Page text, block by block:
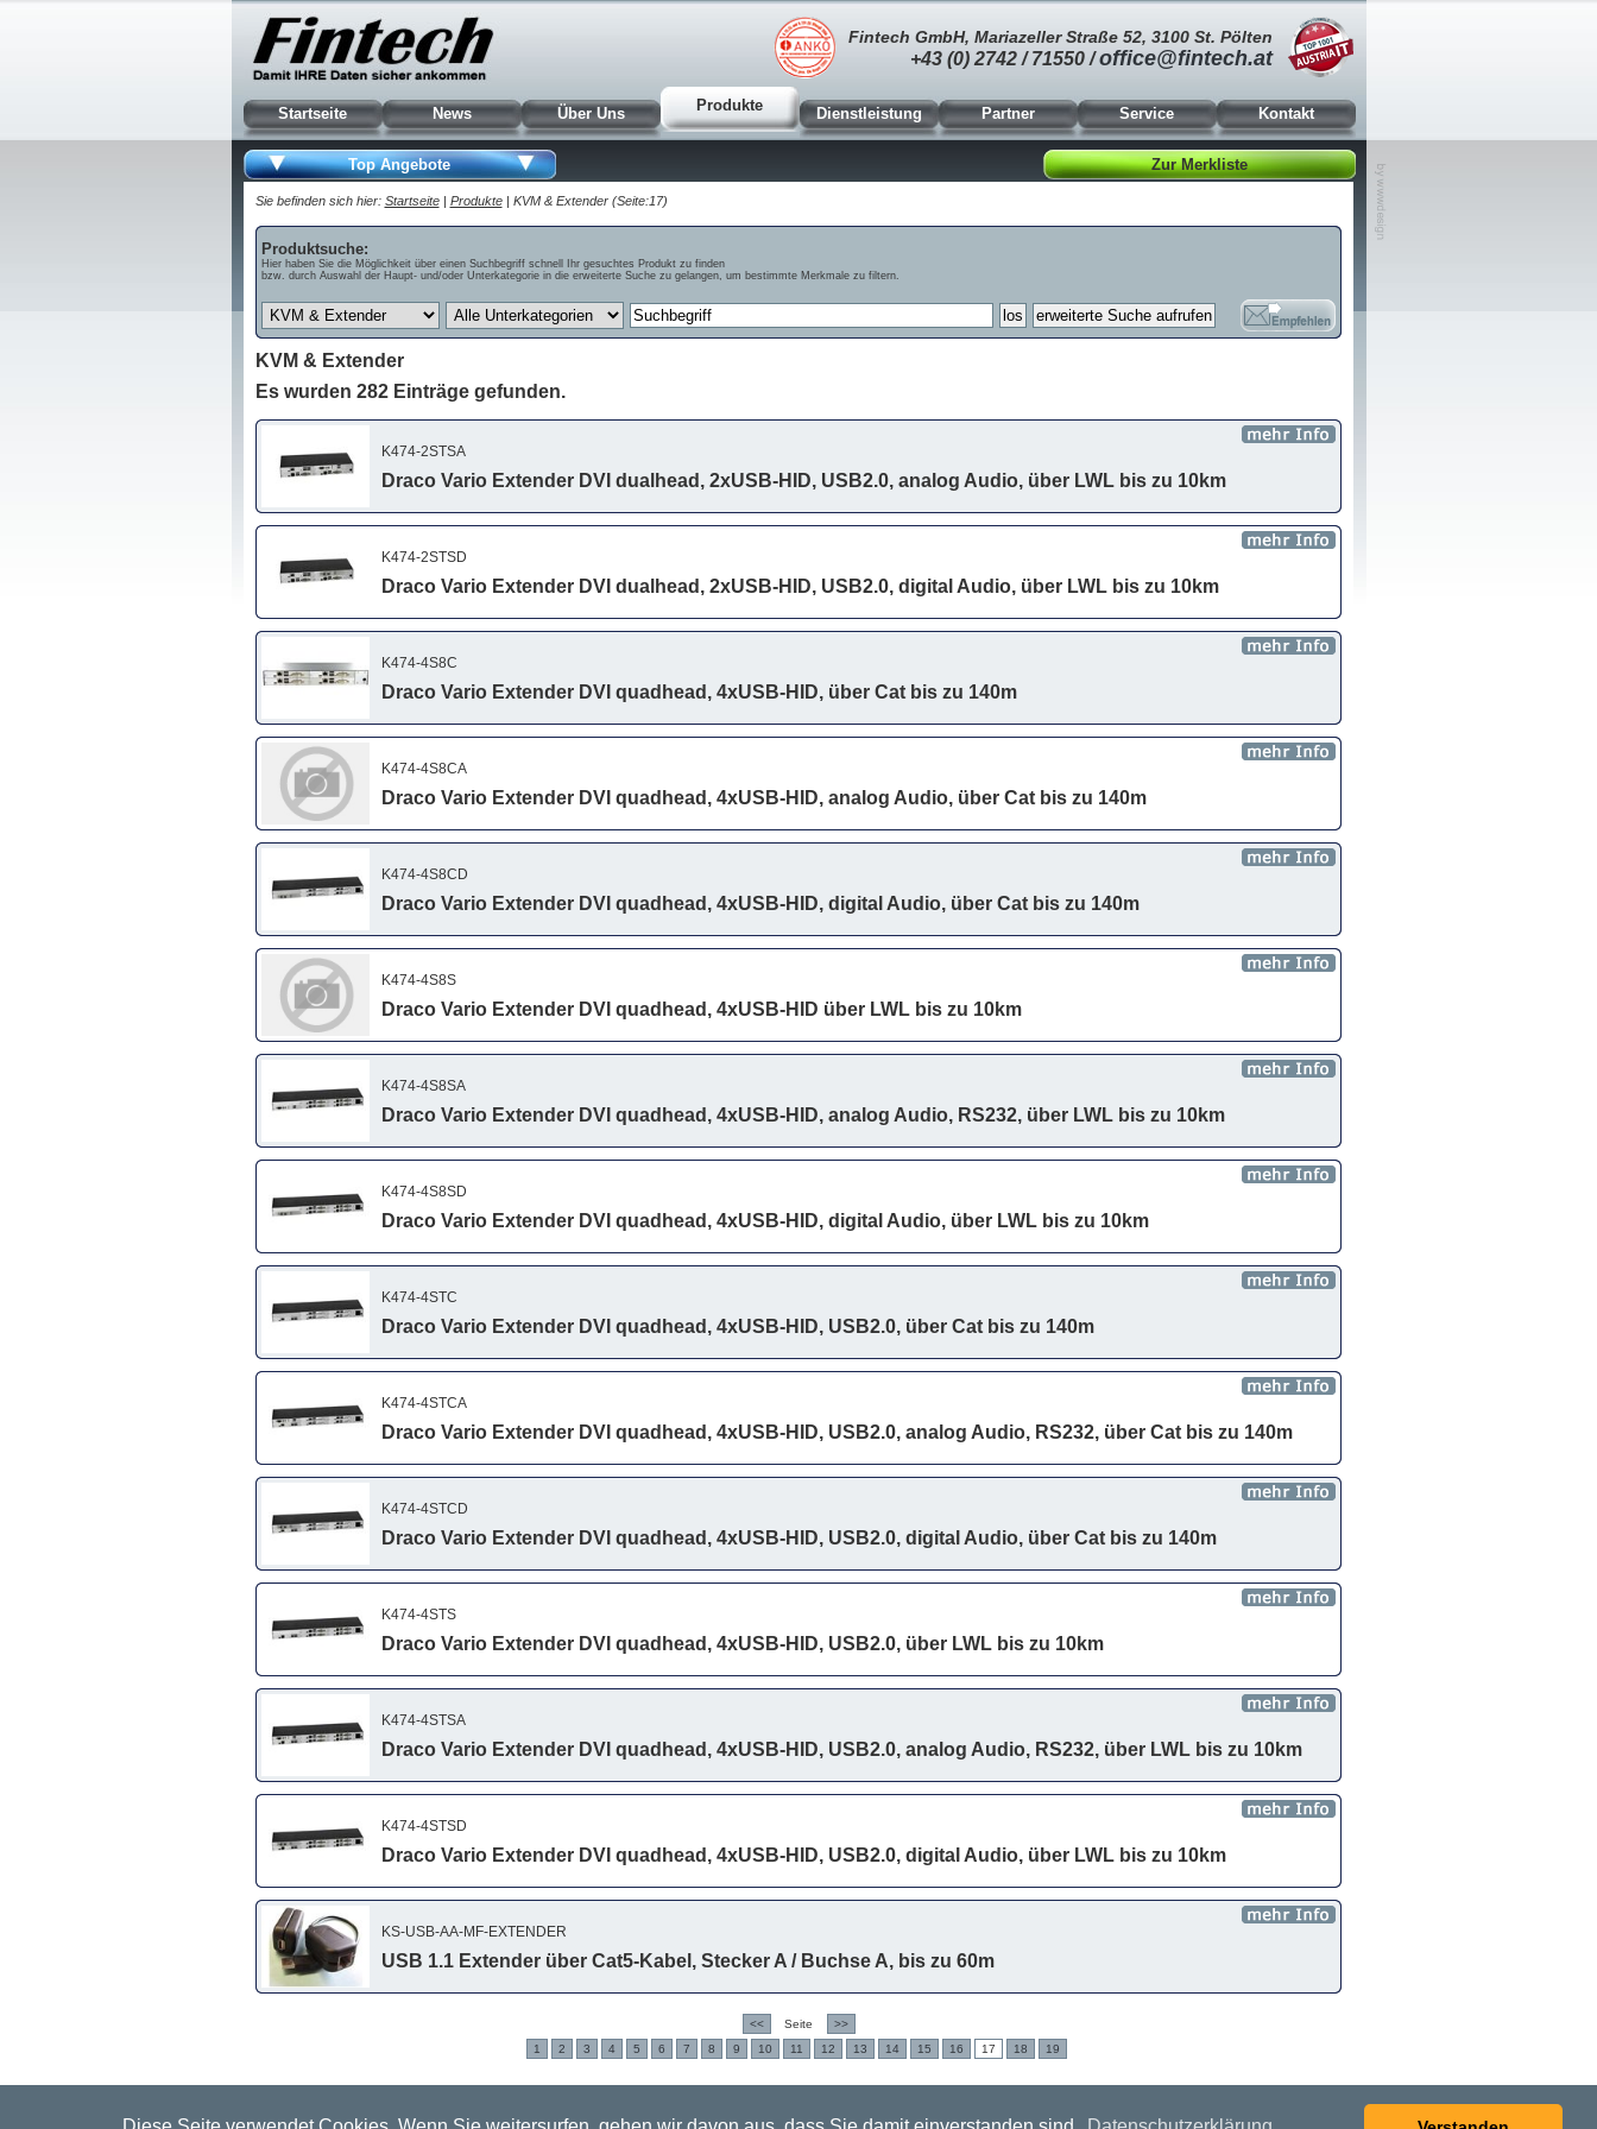
Fintech GmbH, Mariazeller Straße 52, 3100 St. Pölten
+43 (0) 2742 / 71550 /office@fintech.at
Startseite News Über Uns Produkte Dienstleistung Partner Service Kontakt
Top Angebote Zur Merkliste
Sie befinden sich hier: Startseite| Produkte| KVM & Extender (Seite:17)
Produktsuche:
Hier haben Sie die Möglichkeit über einen Suchbegriff schnell Ihr gesuchtes Produkt zu finden
bzw. durch Auswahl der Haupt- und/oder Unterkategorie in die erweiterte Suche zu gelangen, um bestimmte Merkmale zu filtern.
KVM & Extender
Es wurden 282 Einträge gefunden.
K474-2STSA
Draco Vario Extender DVI dualhead, 2xUSB-HID, USB2.0, analog Audio, über LWL bis zu 10km
K474-2STSD
Draco Vario Extender DVI dualhead, 2xUSB-HID, USB2.0, digital Audio, über LWL bis zu 10km
K474-4S8C
Draco Vario Extender DVI quadhead, 4xUSB-HID, über Cat bis zu 140m
K474-4S8CA
Draco Vario Extender DVI quadhead, 4xUSB-HID, analog Audio, über Cat bis zu 140m
K474-4S8CD
Draco Vario Extender DVI quadhead, 4xUSB-HID, digital Audio, über Cat bis zu 140m
K474-4S8S
Draco Vario Extender DVI quadhead, 4xUSB-HID über LWL bis zu 10km
K474-4S8SA
Draco Vario Extender DVI quadhead, 4xUSB-HID, analog Audio, RS232, über LWL bis zu 10km
K474-4S8SD
Draco Vario Extender DVI quadhead, 4xUSB-HID, digital Audio, über LWL bis zu 10km
K474-4STC
Draco Vario Extender DVI quadhead, 4xUSB-HID, USB2.0, über Cat bis zu 140m
K474-4STCA
Draco Vario Extender DVI quadhead, 4xUSB-HID, USB2.0, analog Audio, RS232, über Cat bis zu 140m
K474-4STCD
Draco Vario Extender DVI quadhead, 4xUSB-HID, USB2.0, digital Audio, über Cat bis zu 140m
K474-4STS
Draco Vario Extender DVI quadhead, 4xUSB-HID, USB2.0, über LWL bis zu 10km
K474-4STSA
Draco Vario Extender DVI quadhead, 4xUSB-HID, USB2.0, analog Audio, RS232, über LWL bis zu 10km
K474-4STSD
Draco Vario Extender DVI quadhead, 4xUSB-HID, USB2.0, digital Audio, über LWL bis zu 10km
KS-USB-AA-MF-EXTENDER
USB 1.1 Extender über Cat5-Kabel, Stecker A / Buchse A, bis zu 60m
<< Seite
>>
1
2 3 4 5 6 7 8 9 10 11 12 13 14 15 16 17 18 19